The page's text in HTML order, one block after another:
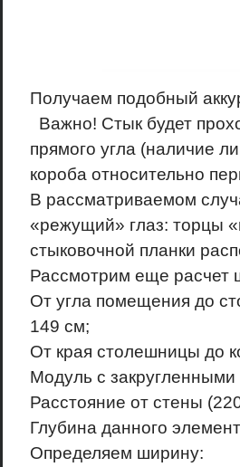
Получаем подобный
Важно! Стык будет
прямого угла (наличие
короба относительно
В рассматриваемом
«режущий» глаз: торцы
стыковочной планки
Рассмотрим еще расчет
От угла помещения до
149 см;
От края столешницы до
Модуль с
Расстояние от стены
Глубина данного
Определяем ширину: